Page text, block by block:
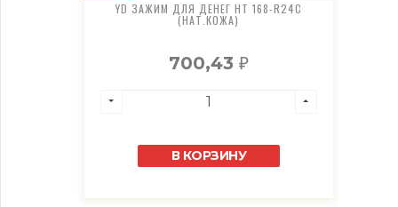
YD ЗАЖИМ ДЛЯ ДЕНЕГ HT 168-R24C
(НАТ.КОЖА)
700,43 ₽
В КОРЗИНУ